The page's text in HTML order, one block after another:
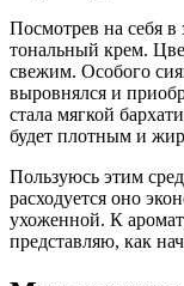
Посмотрев на себя в
тональный крем.
свежим. Особого
выровнялся и
стала мягкой
будет плотным и
Пользуюсь этим
расходуется оно
ухоженной. К
представляю, как